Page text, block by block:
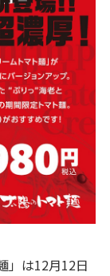
」は12月12日